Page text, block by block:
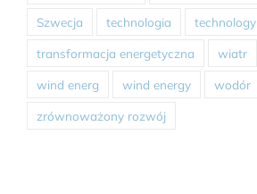
Szwecja technologia technology
transformacja energetyczna wiatr
wind energ wind energy wodór
zrównoważony rozwój